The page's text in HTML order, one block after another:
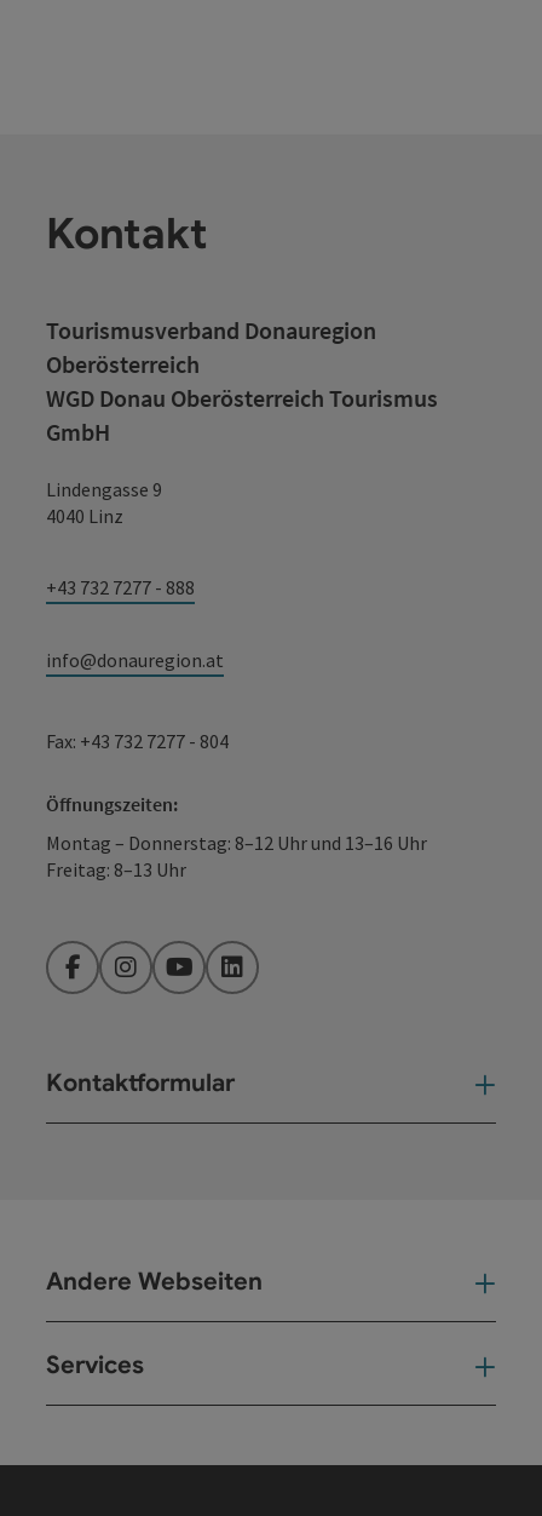
Kontakt
Tourismusverband Donauregion
Oberösterreich
WGD Donau Oberösterreich Tourismus
GmbH
Lindengasse 9
4040 Linz
+43 732 7277 - 888
info@donauregion.at
Fax: +43 732 7277 - 804
Öffnungszeiten:
Montag – Donnerstag: 8–12 Uhr und 13–16 Uhr
Freitag: 8–13 Uhr
FacebookInstagramYouTubeLinkedIn
Kontaktformular
Andere Webseiten
Services